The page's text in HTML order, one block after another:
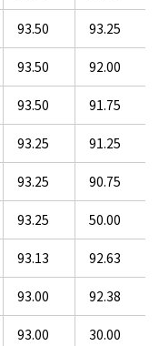
93.50 93.25
93.50 92.00
93.50 91.75
93.25 91.25
93.25 90.75
93.25 50.00
93.13 92.63
93.00 92.38
93.00 30.00